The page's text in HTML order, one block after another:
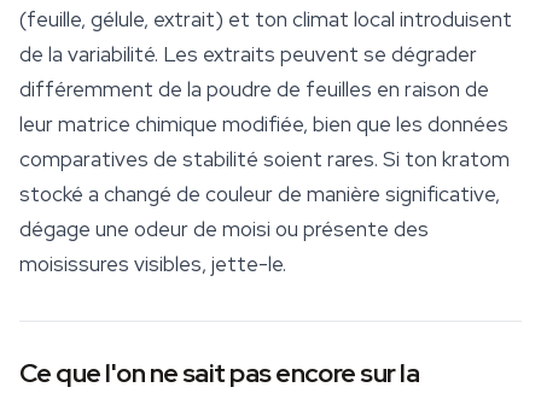
(feuille, gélule, extrait) et ton climat local introduisent
de la variabilité. Les extraits peuvent se dégrader
différemment de la poudre de feuilles en raison de
leur matrice chimique modifiée, bien que les données
comparatives de stabilité soient rares. Si ton kratom
stocké a changé de couleur de manière significative,
dégage une odeur de moisi ou présente des
moisissures visibles, jette-le.
Ce que l'on ne sait pas encore sur la